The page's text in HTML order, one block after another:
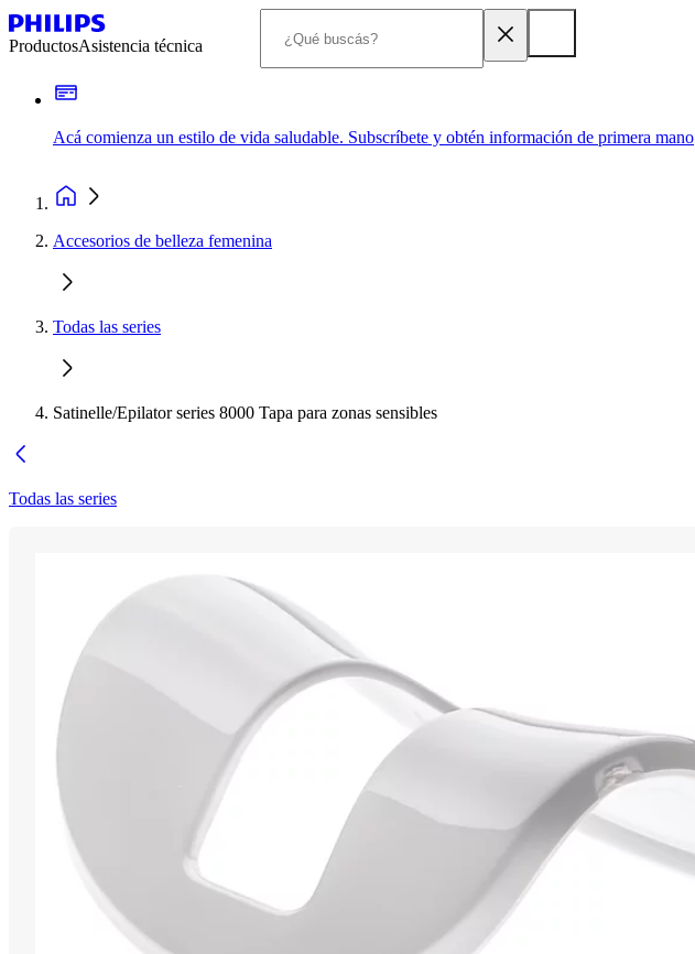
ProductosAsistencia técnica
Acá comienza un estilo de vida saludable. Subscríbete y obtén información de primera mano
Accesorios de belleza femenina
Todas las series
Satinelle/Epilator series 8000 Tapa para zonas sensibles
Todas las series